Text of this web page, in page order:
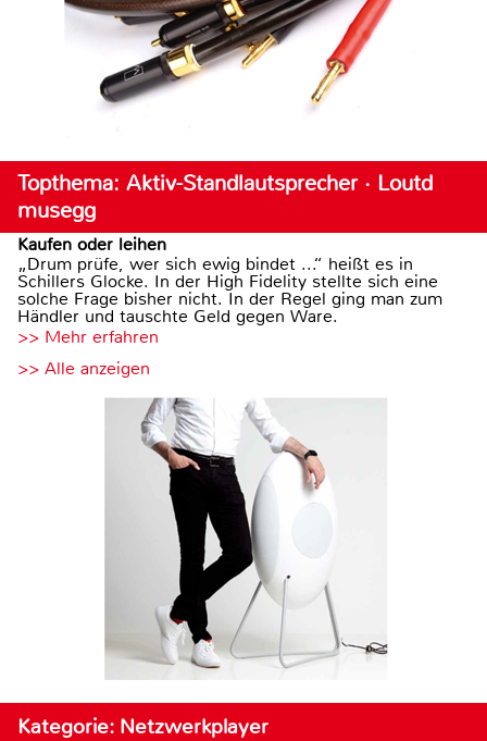
Topthema: Aktiv-Standlautsprecher · Loutd
musegg
Kaufen oder leihen
„Drum prüfe, wer sich ewig bindet ...“ heißt es in
Schillers Glocke. In der High Fidelity stellte sich eine
solche Frage bisher nicht. In der Regel ging man zum
Händler und tauschte Geld gegen Ware.
>> Mehr erfahren
>> Alle anzeigen
Kategorie: Netzwerkplayer